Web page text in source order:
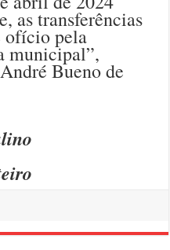
as transferências
ofício pela
municipal”,
Bueno de